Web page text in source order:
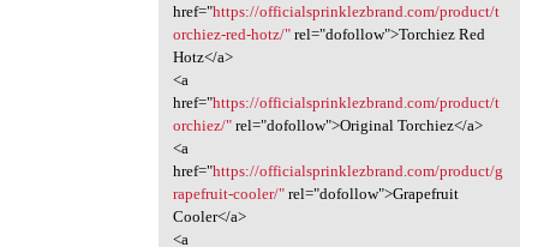
href="https://officialsprinklezbrand.com/product/t
orchiez-red-hotz/"rel="dofollow">Torchiez Red
Hotz</a>
<a
href="https://officialsprinklezbrand.com/product/t
orchiez/"rel="dofollow">Original Torchiez</a>
<a
href="https://officialsprinklezbrand.com/product/g
rapefruit-cooler/"rel="dofollow">Grapefruit
Cooler</a>
<a